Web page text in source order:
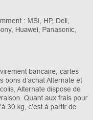
: MSI, HP, Dell,
Huawei, Panasonic,
bancaire, cartes
bons d’achat Alternate et
Alternate dispose de
Quant aux frais pour
30 kg, c’est à partir de